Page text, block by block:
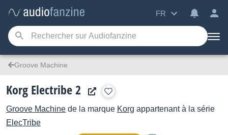
FR
Groove Machine
Korg Electribe 2
Groove Machine de la marque Korg appartenant à la série
ElecTribe